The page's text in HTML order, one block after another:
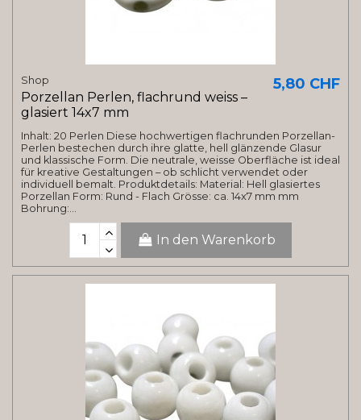
Shop
Porzellan Perlen, flachrund weiss –
glasiert 14x7 mm
5,80 CHF
Inhalt: 20 Perlen Diese hochwertigen flachrunden Porzellan-
Perlen bestechen durch ihre glatte, hell glänzende Glasur
und klassische Form. Die neutrale, weisse Oberfläche ist ideal
für kreative Gestaltungen – ob schlicht verwendet oder
individuell bemalt. Produktdetails: Material: Hell glasiertes
Porzellan Form: Rund - Flach Grösse: ca. 14x7 mm mm
Bohrung:...
In den Warenkorb